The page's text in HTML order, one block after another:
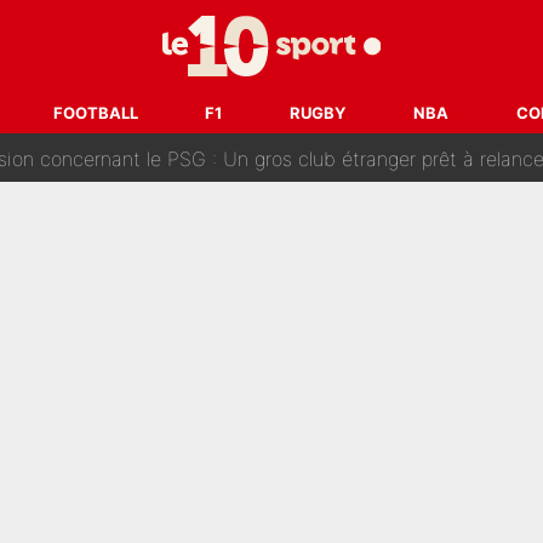
FOOTBALL F1 RUGBY NBA
en 2027 ? L'IA prédit déjà les deux joueurs qui
90 % des Français» : Voilà combien touchait Nelson Monfort sur
le PSG : Un gros club étranger prêt à relancer le feuilleton pour